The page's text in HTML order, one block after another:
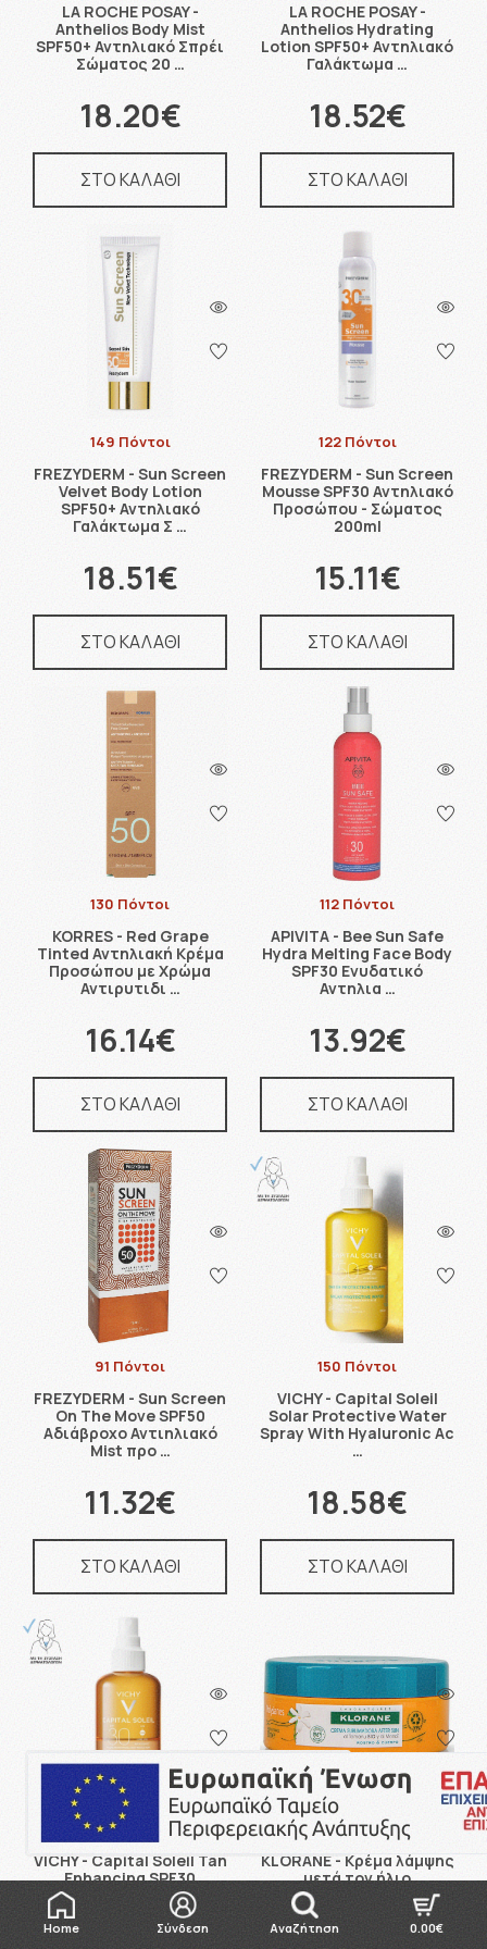
LA ROCHE POSAY -
Anthelios Body Mist
SPF50+ Αντηλιακό Σπρέι
Σώματος 20 …
18.20€
ΣΤΟ ΚΑΛΑΘΙ
LA ROCHE POSAY -
Anthelios Hydrating
Lotion SPF50+ Αντηλιακό
Γαλάκτωμα …
18.52€
ΣΤΟ ΚΑΛΑΘΙ
149 Πόντοι
FREZYDERM - Sun Screen
Velvet Body Lotion
SPF50+ Αντηλιακό
Γαλάκτωμα Σ …
18.51€
ΣΤΟ ΚΑΛΑΘΙ
122 Πόντοι
FREZYDERM - Sun Screen
Mousse SPF30 Αντηλιακό
Προσώπου - Σώματος
200ml
15.11€
ΣΤΟ ΚΑΛΑΘΙ
130 Πόντοι
KORRES - Red Grape
Tinted Αντηλιακή Κρέμα
Προσώπου με Χρώμα
Αντιρυτιδι …
16.14€
ΣΤΟ ΚΑΛΑΘΙ
112 Πόντοι
APIVITA - Bee Sun Safe
Hydra Melting Face Body
SPF30 Ενυδατικό
Αντηλια …
13.92€
ΣΤΟ ΚΑΛΑΘΙ
91 Πόντοι
FREZYDERM - Sun Screen
On The Move SPF50
Αδιάβροχο Αντιηλιακό
Mist προ …
11.32€
ΣΤΟ ΚΑΛΑΘΙ
150 Πόντοι
VICHY - Capital Soleil
Solar Protective Water
Spray With Hyaluronic Ac
…
18.58€
ΣΤΟ ΚΑΛΑΘΙ
150 Πόντοι
VICHY - Capital Soleil Tan
Enhancing SPF30
Protective Solar Water
152 Πόντοι
KLORANE - Κρέμα λάμψης
μετά τον ήλιο
Polysianes, με Tamanu
και Monoi A …
Home Σύνδεση Αναζήτηση 0.00€